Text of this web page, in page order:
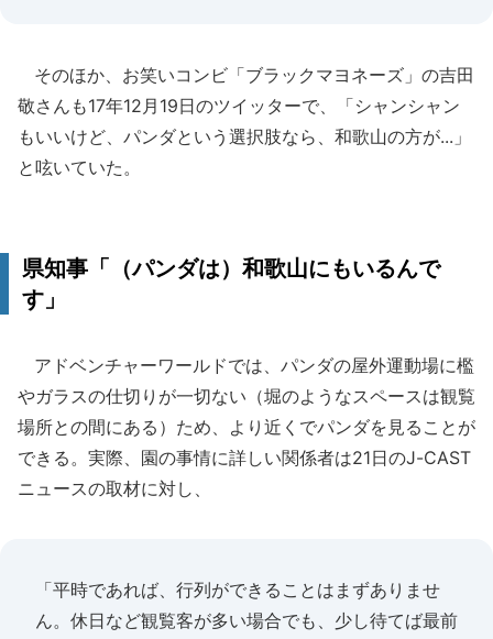
そのほか、お笑いコンビ「ブラックマヨネーズ」の吉田
敬さんも17年12月19日のツイッターで、「シャンシャン
もいいけど、パンダという選択肢なら、和歌山の方が...」
と呟いていた。
県知事「（パンダは）和歌山にもいるんで
す」
アドベンチャーワールドでは、パンダの屋外運動場に檻
やガラスの仕切りが一切ない（堀のようなスペースは観覧
場所との間にある）ため、より近くでパンダを見ることが
できる。実際、園の事情に詳しい関係者は21日のJ-CAST
ニュースの取材に対し、
「平時であれば、行列ができることはまずありませ
ん。休日など観覧客が多い場合でも、少し待てば最前